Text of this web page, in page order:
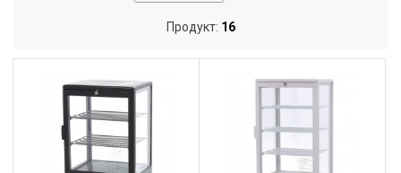
Продукт: 16